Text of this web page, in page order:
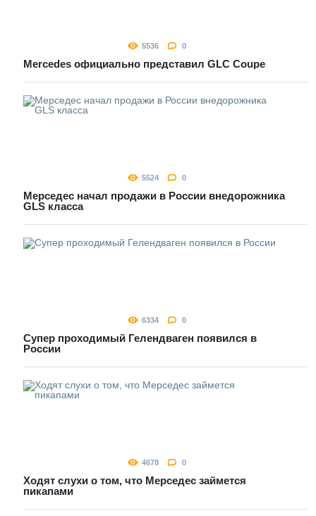
5536 0
Mercedes официально представил GLC Coupe
5524 0
Мерседес начал продажи в России внедорожника
GLS класса
6334 0
Супер проходимый Гелендваген появился в
России
4678 0
Ходят слухи о том, что Мерседес займется
пикапами